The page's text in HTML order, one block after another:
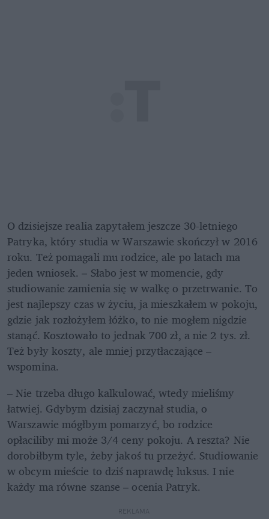
O dzisiejsze realia zapytałem jeszcze 30-letniego
Patryka, który studia w Warszawie skończył w 2016
roku. Też pomagali mu rodzice, ale po latach ma
jeden wniosek. – Słabo jest w momencie, gdy
studiowanie zamienia się w walkę o przetrwanie. To
jest najlepszy czas w życiu, ja mieszkałem w pokoju,
gdzie jak rozłożyłem łóżko, to nie mogłem nigdzie
stanąć. Kosztowało to jednak 700 zł, a nie 2 tys. zł.
Też były koszty, ale mniej przytłaczające –
wspomina.
– Nie trzeba długo kalkulować, wtedy mieliśmy
łatwiej. Gdybym dzisiaj zaczynał studia, o
Warszawie mógłbym pomarzyć, bo rodzice
opłaciliby mi może 3/4 ceny pokoju. A reszta? Nie
dorobiłbym tyle, żeby jakoś tu przeżyć. Studiowanie
w obcym mieście to dziś naprawdę luksus. I nie
każdy ma równe szanse – ocenia Patryk.
REKLAMA